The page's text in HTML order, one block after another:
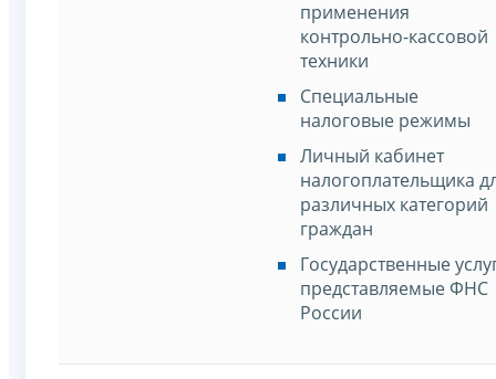
применения
контрольно-кассовой
техники
Специальные
налоговые режимы
Личный кабинет
налогоплательщика
различных категорий
граждан
Государственные
представляемые ФНС
России